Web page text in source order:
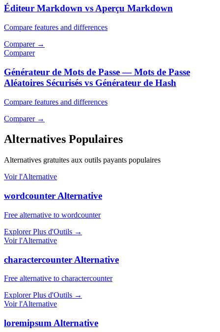
Éditeur Markdown vs Aperçu Markdown
Compare features and differences
Comparer→
Comparer
Générateur de Mots de Passe — Mots de Passe
Aléatoires Sécurisés vs Générateur de Hash
Compare features and differences
Comparer→
Alternatives Populaires
Alternatives gratuites aux outils payants populaires
Voir l'Alternative
wordcounter Alternative
Free alternative to wordcounter
Explorer Plus d'Outils →
Voir l'Alternative
charactercounter Alternative
Free alternative to charactercounter
Explorer Plus d'Outils →
Voir l'Alternative
loremipsum Alternative